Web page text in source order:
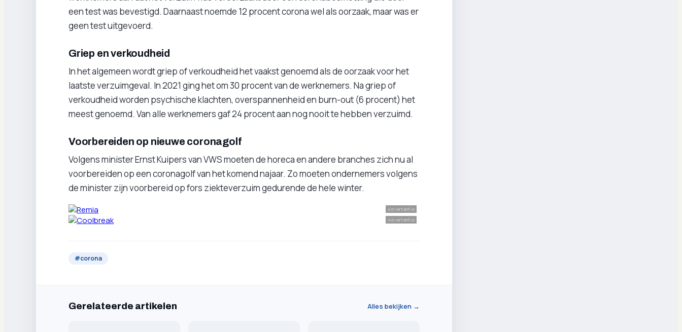
een test was bevestigd. Daarnaast noemde 12 procent corona wel als oorzaak, maar was er
geen test uitgevoerd.
Griep en verkoudheid
In het algemeen wordt griep of verkoudheid het vaakst genoemd als de oorzaak voor het
laatste verzuimgeval. In 2021 ging het om 30 procent van de werknemers. Na griep of
verkoudheid worden psychische klachten, overspannenheid en burn-out (6 procent) het
meest genoemd. Van alle werknemers gaf 24 procent aan nog nooit te hebben verzuimd.
Voorbereiden op nieuwe coronagolf
Volgens minister Ernst Kuipers van VWS moeten de horeca en andere branches zich nu al
voorbereiden op een coronagolf van het komend najaar. Zo moeten ondernemers volgens
de minister zijn voorbereid op fors ziekteverzuim gedurende de hele winter.
Advertentie
Advertentie
#corona
Gerelateerde artikelen Alles bekijken →